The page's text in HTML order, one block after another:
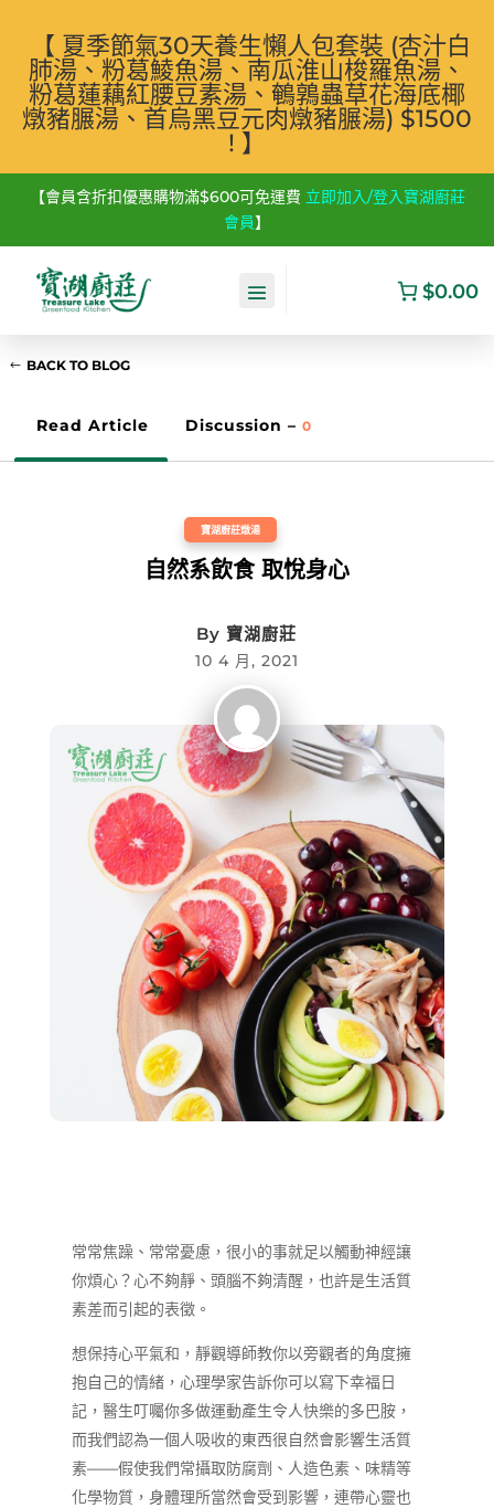
【 夏季節氣30天養生懶人包套裝 (杏汁白
肺湯、粉葛鯪魚湯、南瓜淮山梭羅魚湯、
粉葛蓮藕紅腰豆素湯、鵪鶉蟲草花海底椰
燉豬𦟌湯、首烏黑豆元肉燉豬𦟌湯) $1500
! 】
【會員含折扣優惠購物滿$600可免運費 立即加入/登入寶湖廚莊
會員】
$0.00
BACK TO BLOG
Read Article Discussion – 0
寶湖廚莊燉湯
自然系飲食 取悅身心
By 寶湖廚莊
10 4 月, 2021
常常焦躁、常常憂慮，很小的事就足以觸動神經讓
你煩心？心不夠靜、頭腦不夠清醒，也許是生活質
素差而引起的表徵。
想保持心平氣和，靜觀導師教你以旁觀者的角度擁
抱自己的情緒，心理學家告訴你可以寫下幸福日
記，醫生叮囑你多做運動產生令人快樂的多巴胺，
而我們認為一個人吸收的東西很自然會影響生活質
素——假使我們常攝取防腐劑、人造色素、味精等
化學物質，身體理所當然會受到影響，連帶心靈也